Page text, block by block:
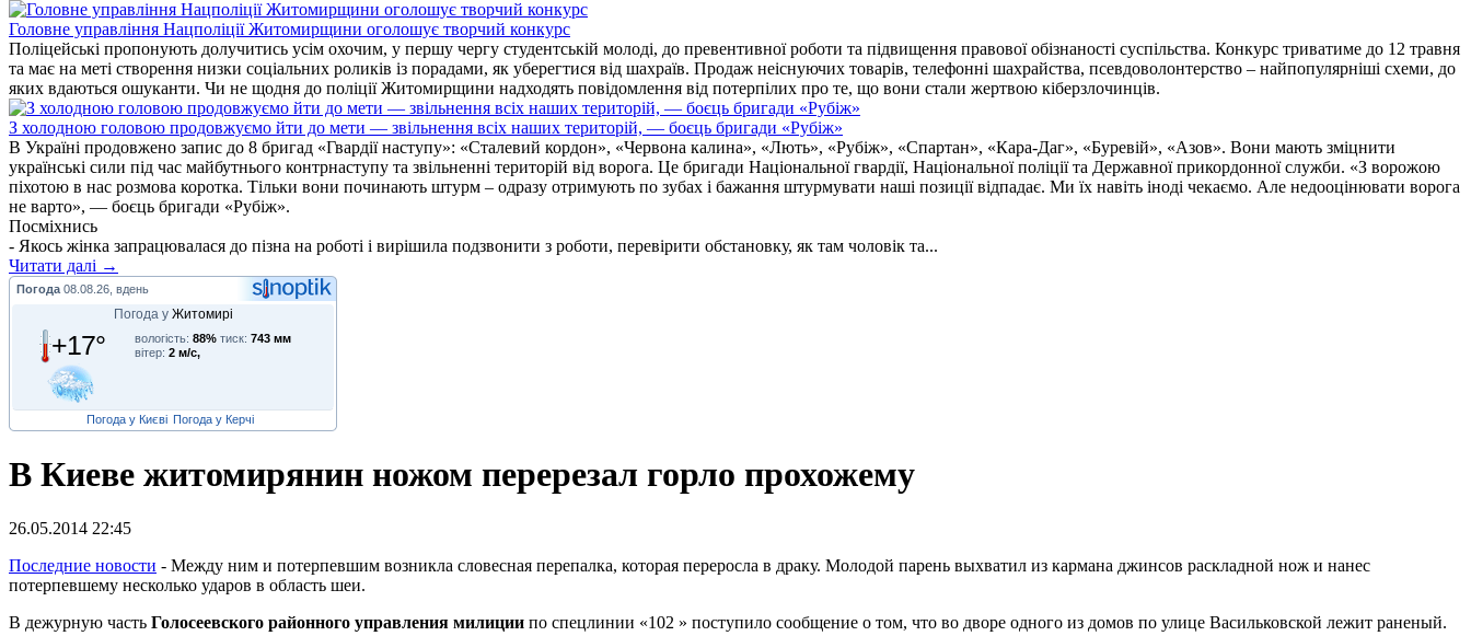
Головне управління Нацполіції Житомирщини оголошує творчий конкурс
Поліцейські пропонують долучитись усім охочим, у першу чергу студентській молоді, до превентивної роботи та підвищення правової обізнаності суспільства. Конкурс триватиме до 12 травня
та має на меті створення низки соціальних роликів із порадами, як уберегтися від шахраїв. Продаж неіснуючих товарів, телефонні шахрайства, псевдоволонтерство – найпопулярніші схеми, до
яких вдаються ошуканти. Чи не щодня до поліції Житомирщини надходять повідомлення від потерпілих про те, що вони стали жертвою кіберзлочинців.
З холодною головою продовжуємо йти до мети — звільнення всіх наших територій, — боєць бригади «Рубіж»
В Україні продовжено запис до 8 бригад «Гвардії наступу»: «Сталевий кордон», «Червона калина», «Лють», «Рубіж», «Спартан», «Кара-Даг», «Буревій», «Азов». Вони мають зміцнити
українські сили під час майбутнього контрнаступу та звільненні територій від ворога. Це бригади Національної гвардії, Національної поліції та Державної прикордонної служби. «З ворожою
піхотою в нас розмова коротка. Тільки вони починають штурм – одразу отримують по зубах і бажання штурмувати наші позиції відпадає. Ми їх навіть іноді чекаємо. Але недооцінювати ворога
не варто», — боєць бригади «Рубіж».
Посміхнись
- Якось жінка запрацювалася до пізна на роботі і вирішила подзвонити з роботи, перевірити обстановку, як там чоловік та...
Читати далі →
Погода 08.08.26, вдень
Погода у Житомирі
+17° вологість: 88% тиск: 743 мм
вітер: 2 м/с,
Погода у Києві Погода у Керчі
В Киеве житомирянин ножом перерезал горло прохожему
26.05.2014 22:45
Последние новости - Между ним и потерпевшим возникла словесная перепалка, которая переросла в драку. Молодой парень выхватил из кармана джинсов раскладной нож и нанес
потерпевшему несколько ударов в область шеи.
В дежурную часть Голосеевского районного управления милиции по спецлинии «102 » поступило сообщение о том, что во дворе одного из домов по улице Васильковской лежит раненый.